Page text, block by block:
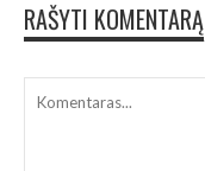
RAŠYTI KOMENTARĄ